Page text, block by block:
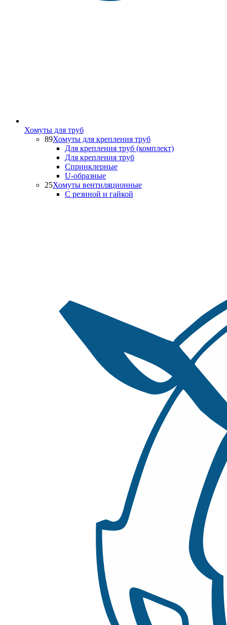
Хомуты для труб
89Хомуты для крепления труб
Для крепления труб (комплект)
Для крепления труб
Спринклерные
U-образные
25Хомуты вентиляционные
С резиной и гайкой